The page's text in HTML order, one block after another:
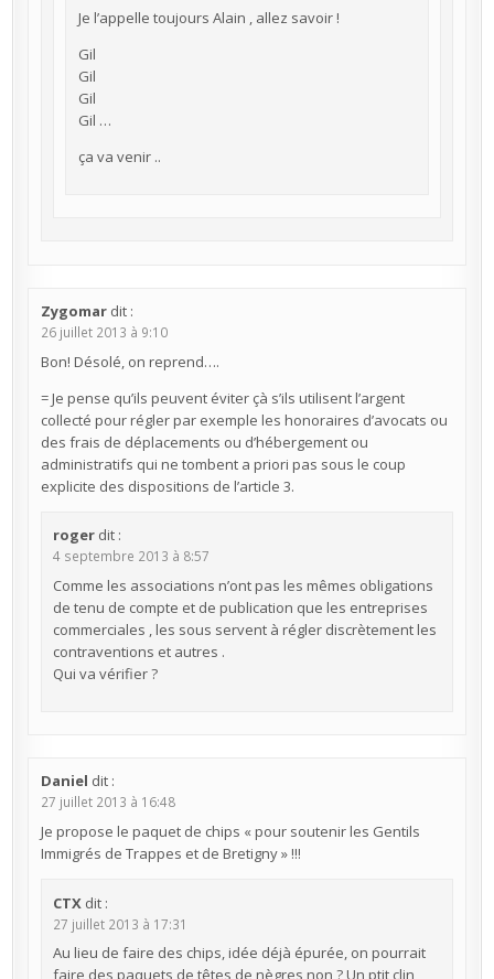
Je l’appelle toujours Alain , allez savoir !
Gil
Gil
Gil
Gil …
ça va venir ..
Zygomar dit :
26 juillet 2013 à 9:10
Bon! Désolé, on reprend….
= Je pense qu’ils peuvent éviter çà s’ils utilisent l’argent
collecté pour régler par exemple les honoraires d’avocats ou
des frais de déplacements ou d’hébergement ou
administratifs qui ne tombent a priori pas sous le coup
explicite des dispositions de l’article 3.
roger dit :
4 septembre 2013 à 8:57
Comme les associations n’ont pas les mêmes obligations
de tenu de compte et de publication que les entreprises
commerciales , les sous servent à régler discrètement les
contraventions et autres .
Qui va vérifier ?
Daniel dit :
27 juillet 2013 à 16:48
Je propose le paquet de chips « pour soutenir les Gentils
Immigrés de Trappes et de Bretigny » !!!
CTX dit :
27 juillet 2013 à 17:31
Au lieu de faire des chips, idée déjà épurée, on pourrait
faire des paquets de têtes de nègres non ? Un ptit clin